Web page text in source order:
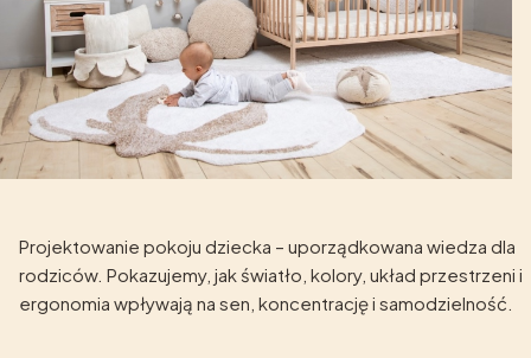
Projektowanie pokoju dziecka – uporządkowana wiedza dla
rodziców. Pokazujemy, jak światło, kolory, układ przestrzeni i
ergonomia wpływają na sen, koncentrację i samodzielność.